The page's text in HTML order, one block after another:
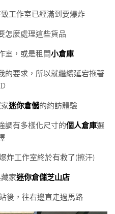
工作室已經滿到要爆炸
怎麼處理這些貨品
室，或是租間小倉庫
的要求，所以就繼續延宕拖著
迷你倉儲的約訪體驗
調有多樣化尺寸的個人倉庫選
炸工作室終於有救了(擦汗)
家迷你倉儲芝山店
後，往右邊直走過馬路